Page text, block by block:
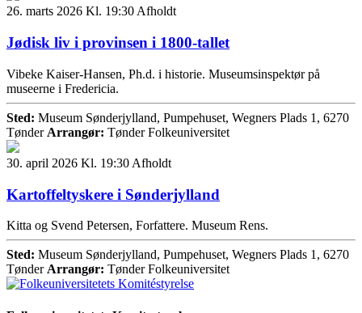
26. marts 2026 Kl. 19:30Afholdt
Jødisk liv i provinsen i 1800-tallet
Vibeke Kaiser-Hansen, Ph.d. i historie. Museumsinspektør på
museerne i Fredericia.
Sted: Museum Sønderjylland, Pumpehuset, Wegners Plads 1, 6270
Tønder Arrangør: Tønder Folkeuniversitet
30. april 2026 Kl. 19:30 Afholdt
Kartoffeltyskere i Sønderjylland
Kitta og Svend Petersen, Forfattere. Museum Rens.
Sted: Museum Sønderjylland, Pumpehuset, Wegners Plads 1, 6270
Tønder Arrangør: Tønder Folkeuniversitet